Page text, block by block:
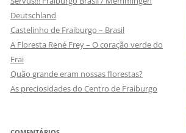
Deutschland
Castelinho de Fraiburgo – Brasil
A Floresta René Frey – O coração verde do
Frai
Quão grande eram nossas florestas?
As preciosidades do Centro de Fraiburgo